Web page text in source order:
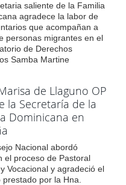
saliente de la Familia
agradece la labor de
que acompañan a
personas migrantes en el
de Derechos
Samba Martine
de Llaguno OP
la Secretaría de la
Dominicana en
Nacional abordó
el proceso de Pastoral
Vocacional y agradeció el
prestado por la Hna.